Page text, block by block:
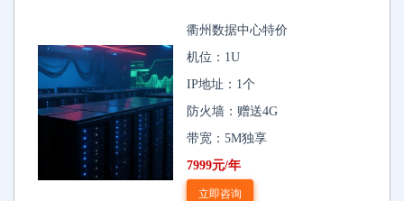
衢州数据中心特价
机位：1U
IP地址：1个
防火墙：赠送4G
带宽：5M独享
7999元/年
立即咨询